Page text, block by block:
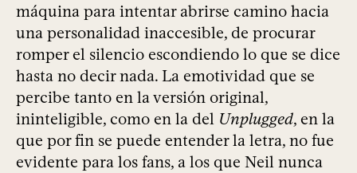
máquina para intentar abrirse camino hacia
una personalidad inaccesible, de procurar
romper el silencio escondiendo lo que se dice
hasta no decir nada. La emotividad que se
percibe tanto en la versión original,
ininteligible, como en la del Unplugged, en la
que por fin se puede entender la letra, no fue
evidente para los fans, a los que Neil nunca